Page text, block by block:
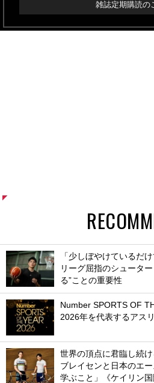
雑誌定期購読の
「少しぼやけているだ
リーグ屈指のシュータ
る”ことの重要性
Number SPORTS OF
2026年を代表するアス
世界の頂点に君臨し続
ブレイセンと日本のエ
学ぶこと」《ケイリン